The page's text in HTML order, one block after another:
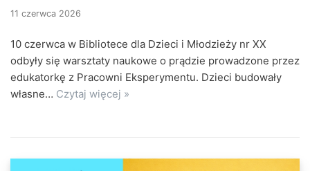
11 czerwca 2026
10 czerwca w Bibliotece dla Dzieci i Młodzieży nr XX
odbyły się warsztaty naukowe o prądzie prowadzone przez
edukatorkę z Pracowni Eksperymentu. Dzieci budowały
własne… Czytaj więcej »